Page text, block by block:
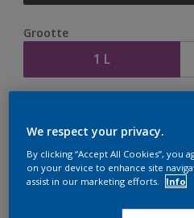
Grootte
1 L
te bestellen. Houd de
We respect your privacy.
By clicking “Accept All Cookies”, you
on your device to enhance site
assist in our marketing efforts.
Info